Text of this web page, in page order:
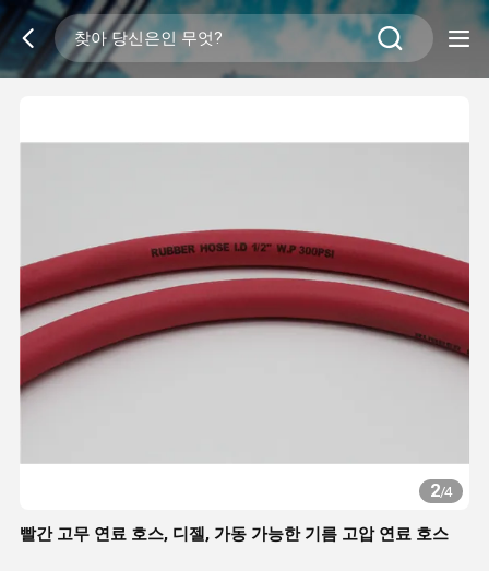
2/4
빨간 고무 연료 호스, 디젤, 가동 가능한 기름 고압 연료 호스